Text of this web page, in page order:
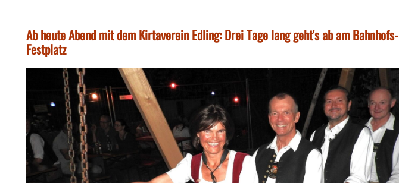
Ab heute Abend mit dem Kirtaverein Edling: Drei Tage lang geht's ab am Bahnhofs-
Festplatz